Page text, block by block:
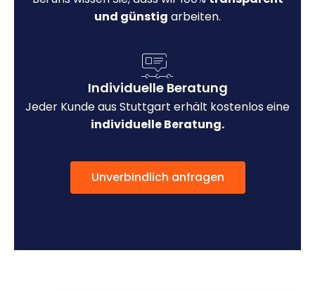
und günstig arbeiten.
Individuelle Beratung
Jeder Kunde aus Stuttgart erhält kostenlos eine
individuelle Beratung.
Unverbindlich anfragen